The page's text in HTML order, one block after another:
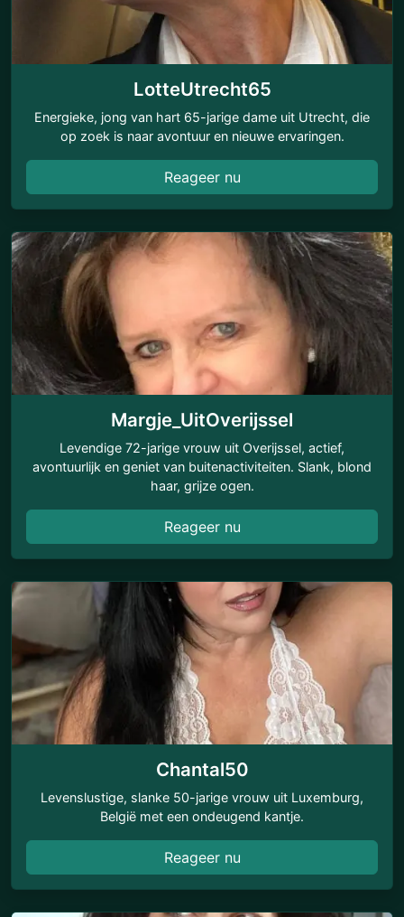
LotteUtrecht65
Energieke, jong van hart 65-jarige dame uit Utrecht, die
op zoek is naar avontuur en nieuwe ervaringen.
Reageer nu
Margje_UitOverijssel
Levendige 72-jarige vrouw uit Overijssel, actief,
avontuurlijk en geniet van buitenactiviteiten. Slank, blond
haar, grijze ogen.
Reageer nu
Chantal50
Levenslustige, slanke 50-jarige vrouw uit Luxemburg,
België met een ondeugend kantje.
Reageer nu